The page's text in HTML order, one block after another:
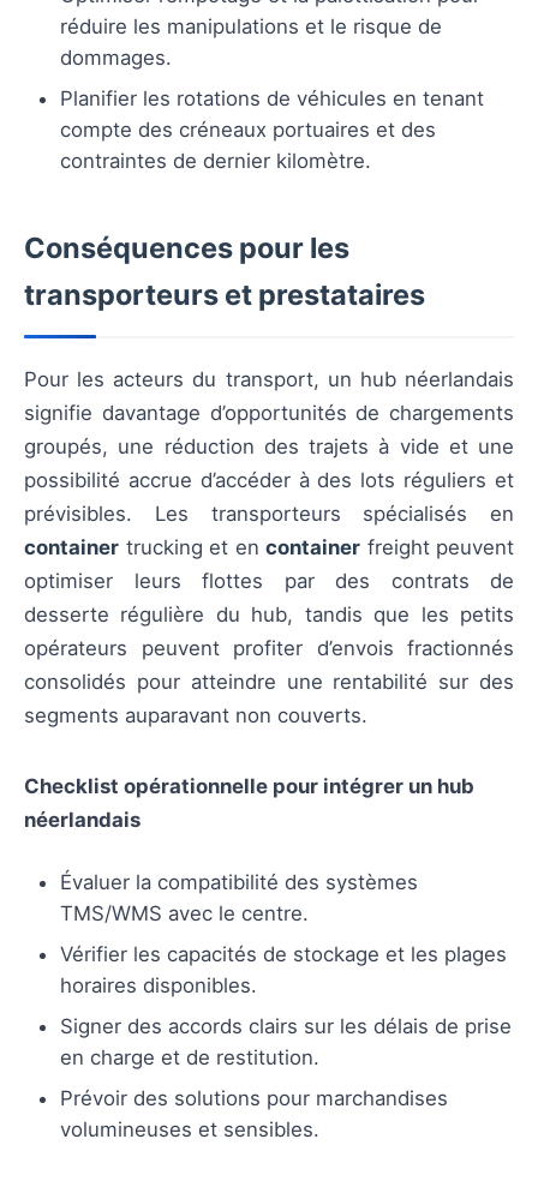
réduire les manipulations et le risque de
dommages.
Planifier les rotations de véhicules en tenant
compte des créneaux portuaires et des
contraintes de dernier kilomètre.
Conséquences pour les
transporteurs et prestataires
Pour les acteurs du transport, un hub néerlandais
signifie davantage d’opportunités de chargements
groupés, une réduction des trajets à vide et une
possibilité accrue d’accéder à des lots réguliers et
prévisibles. Les transporteurs spécialisés en
container trucking et en container freight peuvent
optimiser leurs flottes par des contrats de
desserte régulière du hub, tandis que les petits
opérateurs peuvent profiter d’envois fractionnés
consolidés pour atteindre une rentabilité sur des
segments auparavant non couverts.
Checklist opérationnelle pour intégrer un hub
néerlandais
Évaluer la compatibilité des systèmes
TMS/WMS avec le centre.
Vérifier les capacités de stockage et les plages
horaires disponibles.
Signer des accords clairs sur les délais de prise
en charge et de restitution.
Prévoir des solutions pour marchandises
volumineuses et sensibles.